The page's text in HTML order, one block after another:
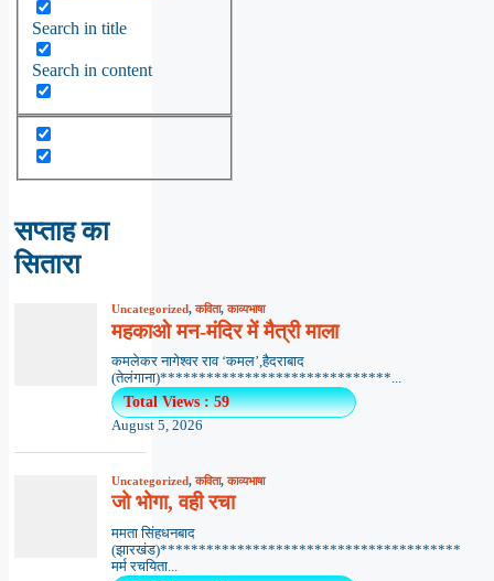
Search in title
Search in content
सप्ताह का
सितारा
Uncategorized,कविता,काव्यभाषा
महकाओ मन-मंदिर में मैत्री माला
कमलेकर नागेश्वर राव ‘कमल’,हैदराबाद
(तेलंगाना)******************************...
Total Views : 59
August 5, 2026
Uncategorized,कविता,काव्यभाषा
जो भोगा, वही रचा
ममता सिंहधनबाद
(झारखंड)***************************************
मर्म रचयिता...